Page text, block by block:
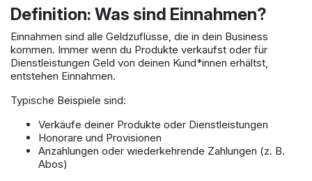
Definition: Was sind Einnahmen?
Einnahmen sind alle Geldzuflüsse, die in dein Business
kommen. Immer wenn du Produkte verkaufst oder für
Dienstleistungen Geld von deinen Kund*innen erhältst,
entstehen Einnahmen.
Typische Beispiele sind:
Verkäufe deiner Produkte oder Dienstleistungen
Honorare und Provisionen
Anzahlungen oder wiederkehrende Zahlungen (z. B.
Abos)